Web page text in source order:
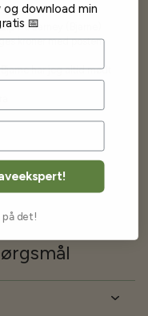
fra Barney (Bjarne)
kroner med posten
har jeg altid mødt
og download min
📅
det!